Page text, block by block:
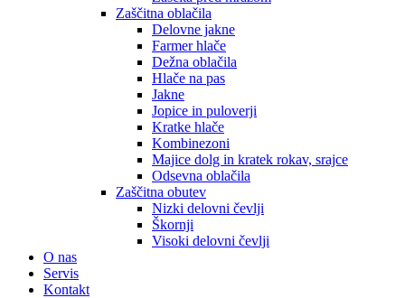
Zaščitna oblačila
Delovne jakne
Farmer hlače
Dežna oblačila
Hlače na pas
Jakne
Jopice in puloverji
Kratke hlače
Kombinezoni
Majice dolg in kratek rokav, srajce
Odsevna oblačila
Zaščitna obutev
Nizki delovni čevlji
Škornji
Visoki delovni čevlji
O nas
Servis
Kontakt